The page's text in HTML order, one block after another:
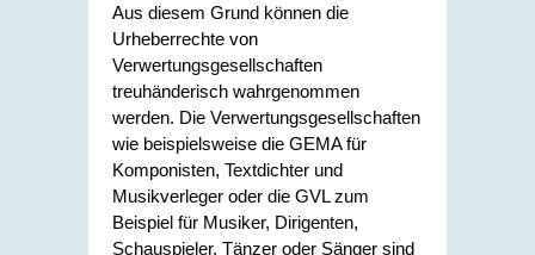
Aus diesem Grund können die
Urheberrechte von
Verwertungsgesellschaften
treuhänderisch wahrgenommen
werden. Die Verwertungsgesellschaften
wie beispielsweise die GEMA für
Komponisten, Textdichter und
Musikverleger oder die GVL zum
Beispiel für Musiker, Dirigenten,
Schauspieler, Tänzer oder Sänger sind